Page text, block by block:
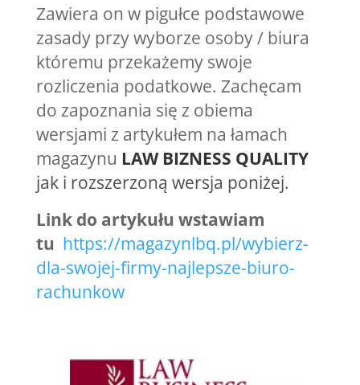
Zawiera on w pigułce podstawowe
zasady przy wyborze osoby / biura
któremu przekażemy swoje
rozliczenia podatkowe. Zachęcam
do zapoznania się z obiema
wersjami z artykułem na łamach
magazynu LAW BIZNESS QUALITY
jak i rozszerzoną wersja poniżej.
Link do artykułu wstawiam
tu https://magazynlbq.pl/wybierz-
dla-swojej-firmy-najlepsze-biuro-
rachunkow